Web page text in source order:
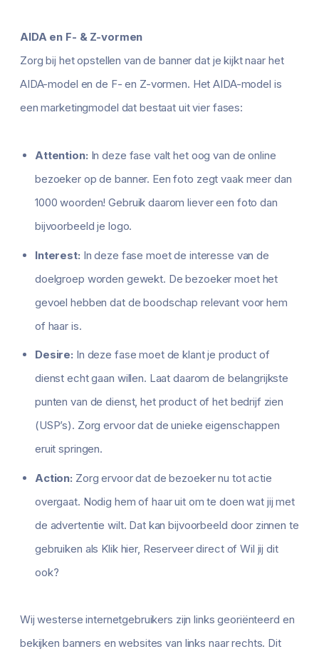
AIDA en F- & Z-vormen
Zorg bij het opstellen van de banner dat je kijkt naar het
AIDA-model en de F- en Z-vormen. Het AIDA-model is
een marketingmodel dat bestaat uit vier fases:
Attention: In deze fase valt het oog van de online
bezoeker op de banner. Een foto zegt vaak meer dan
1000 woorden! Gebruik daarom liever een foto dan
bijvoorbeeld je logo.
Interest: In deze fase moet de interesse van de
doelgroep worden gewekt. De bezoeker moet het
gevoel hebben dat de boodschap relevant voor hem
of haar is.
Desire: In deze fase moet de klant je product of
dienst echt gaan willen. Laat daarom de belangrijkste
punten van de dienst, het product of het bedrijf zien
(USP’s). Zorg ervoor dat de unieke eigenschappen
eruit springen.
Action: Zorg ervoor dat de bezoeker nu tot actie
overgaat. Nodig hem of haar uit om te doen wat jij met
de advertentie wilt. Dat kan bijvoorbeeld door zinnen te
gebruiken als Klik hier, Reserveer direct of Wil jij dit
ook?
Wij westerse internetgebruikers zijn links georiënteerd en
bekijken banners en websites van links naar rechts. Dit